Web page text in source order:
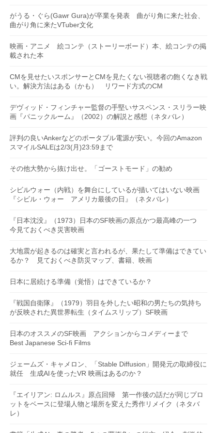
がうる・ぐら(Gawr Gura)が卒業を発表 曲がり角に来た社会、
曲がり角に来たVTuber文化
映画・アニメ 絵コンテ（ストーリーボード）本、絵コンテの掲
載された本
CMを見せたいスポンサーとCMを見たくない視聴者の飽くなき戦
い。解決方法はある（かも） リワード方式のCM
デヴィッド・フィンチャー監督の手堅いサスペンス・スリラー映
画『パニックルーム』（2002）の解説と感想（ネタバレ）
評判の良いAnkerなどのポータブル電源が安い。今回のAmazon
スマイルSALEは2/3(月)23:59まで
その他大勢から抜け出せ。「ゴーストモード」の勧め
シビルウォー（内戦）を舞台にしているが描いてはいない映画
『シビル・ウォー アメリカ最後の日』（ネタバレ）
『日本沈没』（1973）日本のSF映画の原点かつ最高峰の一つ
今見ておくべき災害映画
大地震が起きるのは確実と言われるが、果たして準備はできてい
るか？ 見ておくべき防災マップ、書籍、映画
日本に居続ける準備（覚悟）はできているか？
『戦国自衛隊』（1979）羽目を外したい昭和の男たちの気持ち
が反映された異世界転生（タイムスリップ）SF映画
日本のオススメのSF映画 アクションからコメディーまで
Best Japanese Sci-fi Films
ジェームズ・キャメロン、「Stable Diffusion」開発元の取締役に
就任 生成AIを使ったVR 映画はあるのか？
『エイリアン: ロムルス』原点回帰 第一作後の話だが同じプロ
ットをベースに登場人物と場所を変えた秀作リメイク（ネタバ
レ）